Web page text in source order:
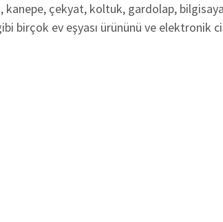
kanepe, çekyat, koltuk, gardolap,
ev eşyası ürününü ve elektronik